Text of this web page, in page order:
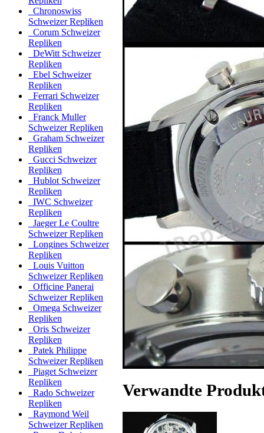
Chronoswiss
Schweizer Repliken
Corum Schweizer
Repliken
DeWitt Schweizer
Repliken
Ebel Schweizer
Repliken
Ferrari Schweizer
Repliken
Franck Muller
Schweizer Repliken
Graham Schweizer
Repliken
Gucci Schweizer
Repliken
Hublot Schweizer
Repliken
IWC Schweizer
Repliken
Jaeger Le Coultre
Schweizer Repliken
Longines Schweizer
Repliken
Louis Vuitton
Schweizer Repliken
Officine Panerai
Schweizer Repliken
Omega Schweizer
Repliken
Oris Schweizer
Repliken
Patek Philippe
Schweizer Repliken
Piaget Schweizer
Repliken
Rado Schweizer
Repliken
Raymond Weil
Schweizer Repliken
Verwandte